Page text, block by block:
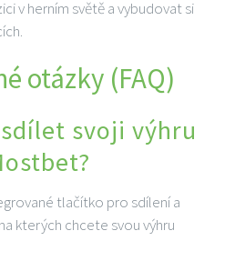
v herním světě a vybudovat si
otázky (FAQ)
svoji výhru
tlačítko pro sdílení a
kterých chcete svou výhru